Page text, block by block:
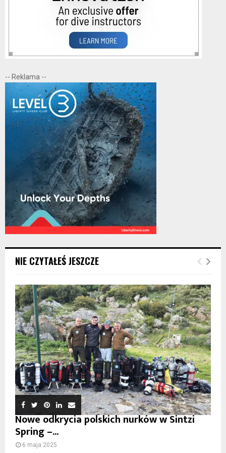
-- Reklama --
NIE CZYTAŁEŚ JESZCZE
Nowe odkrycia polskich nurków w Sintzi
Spring –...
6 maja 2025